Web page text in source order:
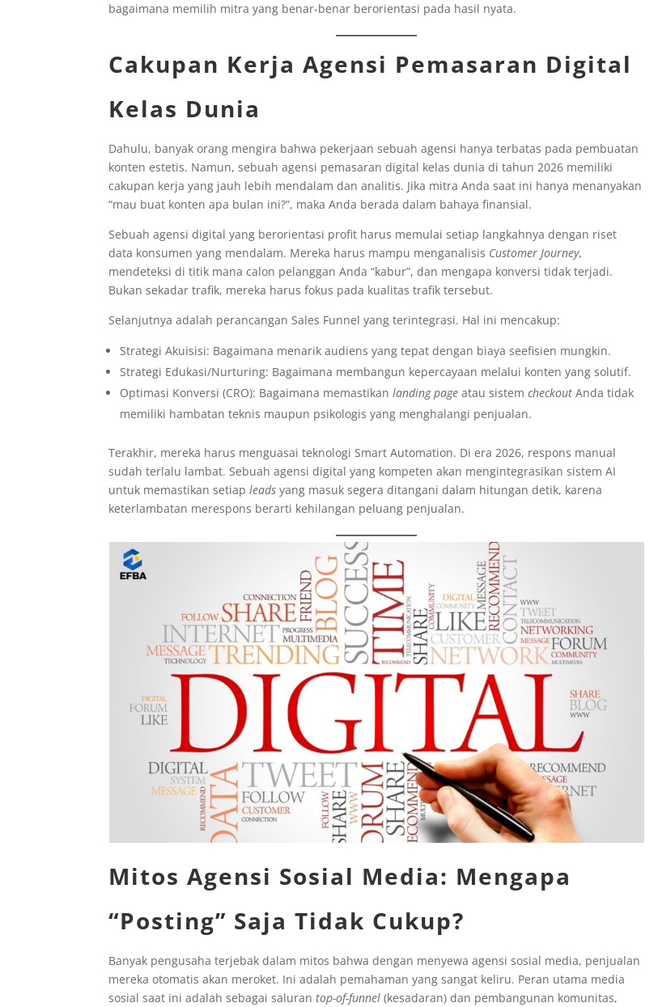
bagaimana memilih mitra yang benar-benar berorientasi pada hasil nyata.
Cakupan Kerja Agensi Pemasaran Digital
Kelas Dunia
Dahulu, banyak orang mengira bahwa pekerjaan sebuah agensi hanya terbatas pada pembuatan
konten estetis. Namun, sebuah agensi pemasaran digital kelas dunia di tahun 2026 memiliki
cakupan kerja yang jauh lebih mendalam dan analitis. Jika mitra Anda saat ini hanya menanyakan
“mau buat konten apa bulan ini?”, maka Anda berada dalam bahaya finansial.
Sebuah agensi digital yang berorientasi profit harus memulai setiap langkahnya dengan riset
data konsumen yang mendalam. Mereka harus mampu menganalisis Customer Journey,
mendeteksi di titik mana calon pelanggan Anda “kabur”, dan mengapa konversi tidak terjadi.
Bukan sekadar trafik, mereka harus fokus pada kualitas trafik tersebut.
Selanjutnya adalah perancangan Sales Funnel yang terintegrasi. Hal ini mencakup:
Strategi Akuisisi: Bagaimana menarik audiens yang tepat dengan biaya seefisien mungkin.
Strategi Edukasi/Nurturing: Bagaimana membangun kepercayaan melalui konten yang solutif.
Optimasi Konversi (CRO): Bagaimana memastikanlanding page atau sistemcheckout Anda tidak
memiliki hambatan teknis maupun psikologis yang menghalangi penjualan.
Terakhir, mereka harus menguasai teknologi Smart Automation. Di era 2026, respons manual
sudah terlalu lambat. Sebuah agensi digital yang kompeten akan mengintegrasikan sistem AI
untuk memastikan setiapleads yang masuk segera ditangani dalam hitungan detik, karena
keterlambatan merespons berarti kehilangan peluang penjualan.
Mitos Agensi Sosial Media: Mengapa
“Posting” Saja Tidak Cukup?
Banyak pengusaha terjebak dalam mitos bahwa dengan menyewa agensi sosial media, penjualan
mereka otomatis akan meroket. Ini adalah pemahaman yang sangat keliru. Peran utama media
sosial saat ini adalah sebagai salurantop-of-funnel (kesadaran) dan pembangunan komunitas,